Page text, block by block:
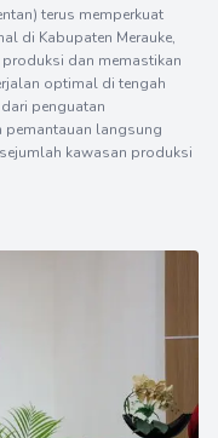
terus memperkuat
di Kabupaten Merauke,
dan memastikan
optimal di tengah
penguatan
pemantauan langsung
kawasan produksi